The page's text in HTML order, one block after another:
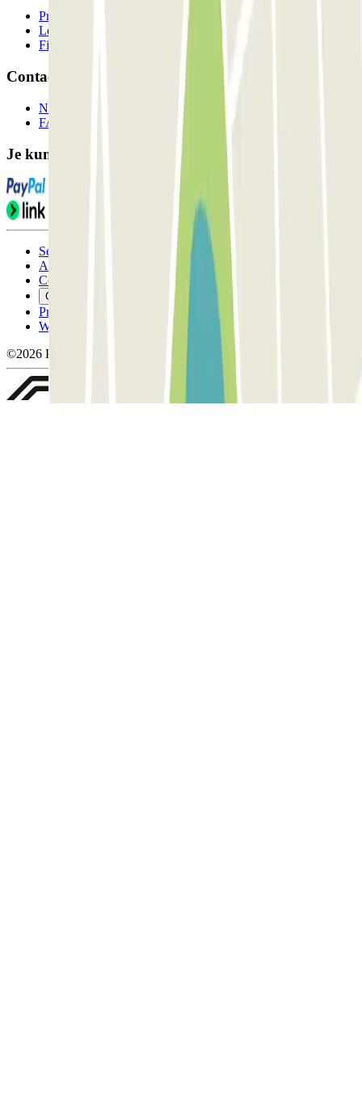
Professionals
Leverancier parkeren
Filialen
Contact
Neem contact met ons op
FAQ
Je kunt deze betaalmethoden gebruiken:
Servicevoorwaarden
Annuleringsvoorwaarden
Cookiebeleid
Cookies beheren
Privacybeleid
Whistleblowing
©2026 Parclick. All rights reserved